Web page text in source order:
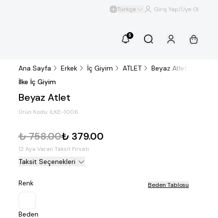
Türkçe Giriş Yap/Üye Ol
5
Ana Sayfa Erkek İç Giyim ATLET
Beyaz Atlet
İlke İç Giyim
Beyaz Atlet
Ürün Kodu: ILKE-1006
₺ 758.00₺ 379.00
12 Aya Varan Taksit Fırsatı
Taksit Seçenekleri
Renk Beden Tablosu
Beden